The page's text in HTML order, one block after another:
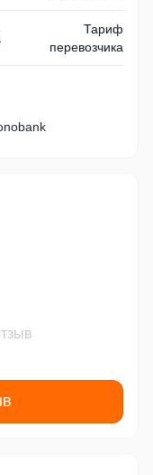
Тариф
перевозчика